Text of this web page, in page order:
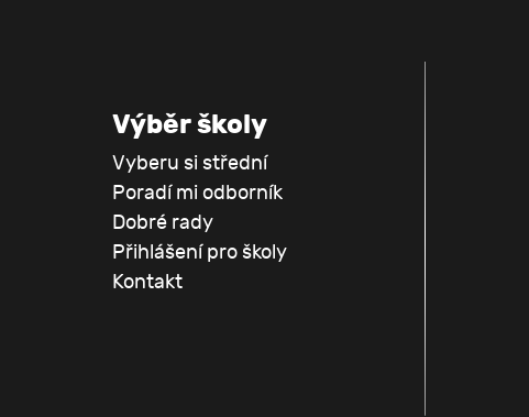
Výběr školy
Vyberu si střední
Poradí mi odborník
Dobré rady
Přihlášení pro školy
Kontakt